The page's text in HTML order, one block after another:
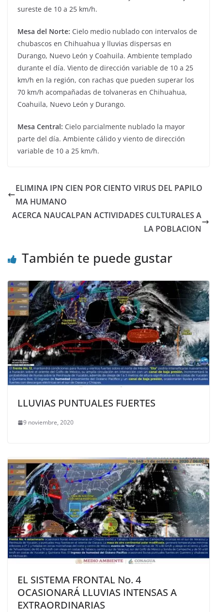
sureste de 10 a 25 km/h.
Mesa del Norte: Cielo medio nublado con intervalos de
chubascos en Chihuahua y lluvias dispersas en
Durango, Nuevo León y Coahuila. Ambiente templado
durante el día. Viento de dirección variable de 10 a 25
km/h en la región, con rachas que pueden superar los
70 km/h acompañadas de tolvaneras en Chihuahua,
Coahuila, Nuevo León y Durango.
Mesa Central: Cielo parcialmente nublado la mayor
parte del día. Ambiente cálido y viento de dirección
variable de 10 a 25 km/h.
ELIMINA IPN CIEN POR CIENTO VIRUS DEL PAPILO
MA HUMANO
ACERCA NAUCALPAN ACTIVIDADES CULTURALES A
LA POBLACION
También te puede gustar
LLUVIAS PUNTUALES FUERTES
9 noviembre, 2020
EL SISTEMA FRONTAL No. 4
OCASIONARÁ LLUVIAS INTENSAS A
EXTRAORDINARIAS